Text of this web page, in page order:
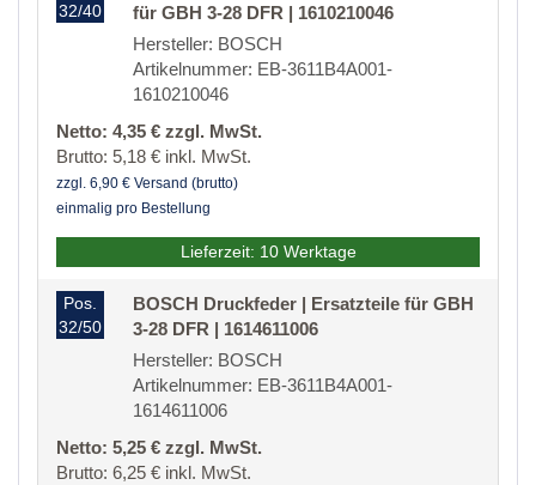
32/40
für GBH 3-28 DFR | 1610210046
Hersteller: BOSCH
Artikelnummer: EB-3611B4A001-
1610210046
Netto: 4,35 € zzgl. MwSt.
Brutto: 5,18 € inkl. MwSt.
zzgl. 6,90 € Versand (brutto)
einmalig pro Bestellung
Lieferzeit: 10 Werktage
Pos.
32/50
BOSCH Druckfeder | Ersatzteile für GBH
3-28 DFR | 1614611006
Hersteller: BOSCH
Artikelnummer: EB-3611B4A001-
1614611006
Netto: 5,25 € zzgl. MwSt.
Brutto: 6,25 € inkl. MwSt.